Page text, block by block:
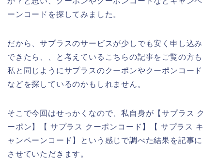
ーンコードを探してみました。
だから、サプラスのサービスが少しでも安く申し込み
できたら、、と考えているこちらの記事をご覧の方も
私と同じようにサプラスのクーポンやクーポンコード
などを探しているのかもしれません。
そこで今回はせっかくなので、私自身が【サプラス ク
ーポン】【 サプラス クーポンコード】【 サプラス キ
ャンペーンコード】という感じで調べた結果を記事に
させていただきます。